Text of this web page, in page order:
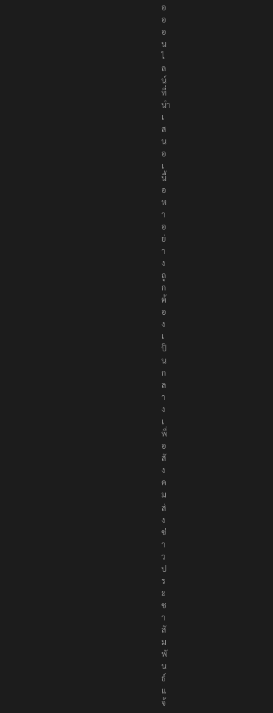
อ
อ
อ
น
ไ
ล
น์
ที่
นำ
เ
ส
น
อ
เ
นื้
อ
ห
า
อ
ย่
า
ง
ถู
ก
ต้
อ
ง
เ
ป็
น
ก
ล
า
ง
เ
พื่
อ
สั
ง
ค
ม
ส่
ง
ข่
า
ว
ป
ร
ะ
ช
า
สั
ม
พั
น
ธ์
แ
จ้